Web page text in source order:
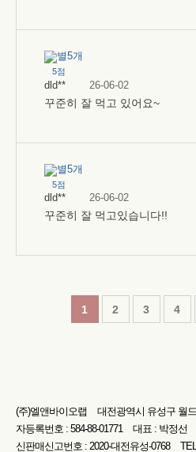
5점
dld** 26-06-02
꾸준히 잘 먹고 있어요~
5점
dld** 26-06-02
꾸준히 잘 먹고있습니다!!
1 2 3 4
(주)엘앤바이오랩 대전광역시 유성구 월
자등록번호 : 584-88-01771
대표 : 박정선
신판매신고번호 : 2020-대전유성-0768